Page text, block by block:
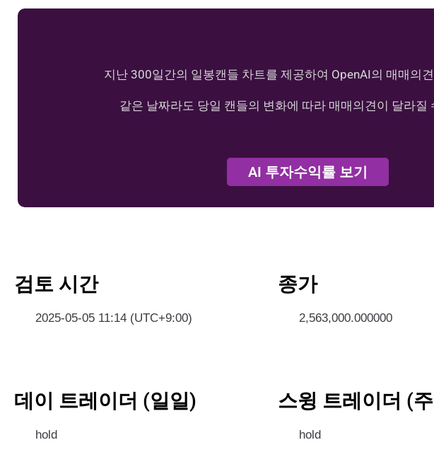
지난 300일간의 일봉캔들 차트를 제공하여 OpenAI의 매매의
같은 날짜라도 당일 캔들의 변화에 따라 매매의견이 달라질
AI 투자수익률 보기
검토 시간
2025-05-05 11:14 (UTC+9:00)
종가
2,563,000.000000
데이 트레이더 (일일)
hold
스윙 트레이더 (
hold